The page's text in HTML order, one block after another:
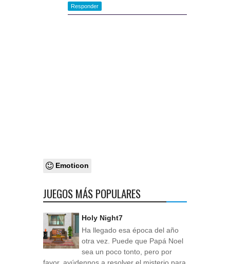
Responder
Emoticon
JUEGOS MÁS POPULARES
Holy Night7
Ha llegado esa época del año
otra vez. Puede que Papá Noel
sea un poco tonto, pero por